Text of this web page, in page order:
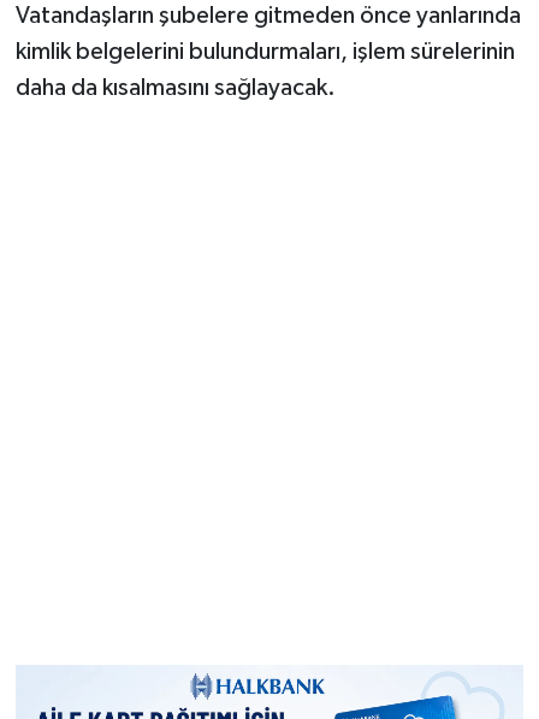
Vatandaşların şubelere gitmeden önce yanlarında
kimlik belgelerini bulundurmaları, işlem sürelerinin
daha da kısalmasını sağlayacak.